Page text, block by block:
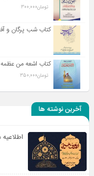
تومان300,000
کتاب شب پرگان و
کتاب اشعه من عظمه
تومان350,000
آخرین نوشته ها